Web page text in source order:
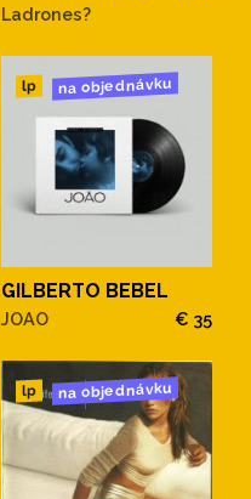
Ladrones?
lp na objednávku
GILBERTO BEBEL
JOAO € 35
lp na objednávku